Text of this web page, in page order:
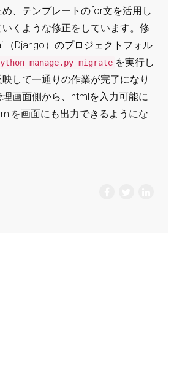
、テンプレートのfor文を活用し
くような修正をしています。修
（Django）のプロジェクトフォル
manage.py migrate を実行し
して一通りの作業が完了になり
画面側から、htmlを入力可能に
を画面にも出力できるようにな